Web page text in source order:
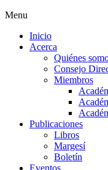
Menu
Inicio
Acerca
Quiénes
Consejo
Miembros
Publicaciones
Libros
Margesí
Boletín
Eventos